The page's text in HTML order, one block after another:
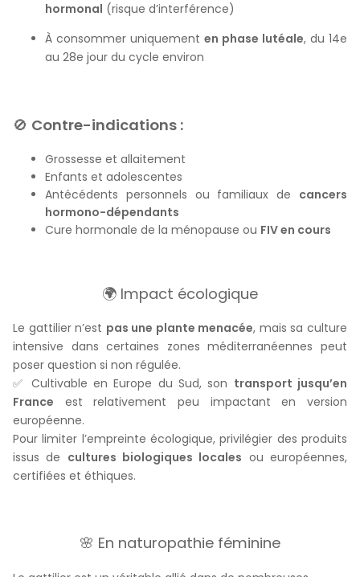
hormonal (risque d’interférence)
À consommer uniquement en phase lutéale, du 14e
au 28e jour du cycle environ
🚫 Contre-indications :
Grossesse et allaitement
Enfants et adolescentes
Antécédents personnels ou familiaux de cancers
hormono-dépendants
Cure hormonale de la ménopause ou FIV en cours
🌍 Impact écologique
Le gattilier n’est pas une plante menacée, mais sa culture
intensive dans certaines zones méditerranéennes peut
poser question si non régulée.
✅ Cultivable en Europe du Sud, son transport jusqu’en
France est relativement peu impactant en version
européenne.
Pour limiter l’empreinte écologique, privilégier des produits
issus de cultures biologiques locales ou européennes,
certifiées et éthiques.
🌸 En naturopathie féminine